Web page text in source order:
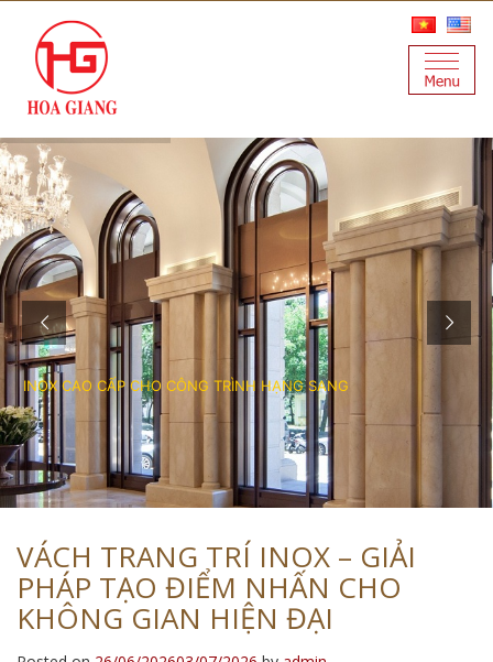
INOX CAO CẤP CHO CÔNG TRÌNH HẠNG SANG
VÁCH TRANG TRÍ INOX – GIẢI
PHÁP TẠO ĐIỂM NHẤN CHO
KHÔNG GIAN HIỆN ĐẠI